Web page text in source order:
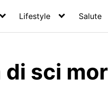
Lifestyle Salute
sci